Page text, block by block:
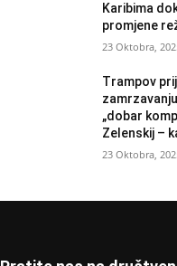
Karibima
promjene
23 Oktobra,
Trampov
„dobar
Zelenskij –
23 Oktobra,